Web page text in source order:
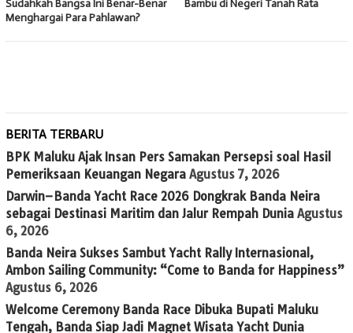
Sudahkah Bangsa Ini Benar-Benar
Menghargai Para Pahlawan?
Bambu di Negeri Tanah Rata
BERITA TERBARU
BPK Maluku Ajak Insan Pers Samakan Persepsi soal Hasil
Pemeriksaan Keuangan Negara Agustus 7, 2026
Darwin–Banda Yacht Race 2026 Dongkrak Banda Neira
sebagai Destinasi Maritim dan Jalur Rempah Dunia Agustus
6, 2026
Banda Neira Sukses Sambut Yacht Rally Internasional,
Ambon Sailing Community: “Come to Banda for Happiness”
Agustus 6, 2026
Welcome Ceremony Banda Race Dibuka Bupati Maluku
Tengah, Banda Siap Jadi Magnet Wisata Yacht Dunia